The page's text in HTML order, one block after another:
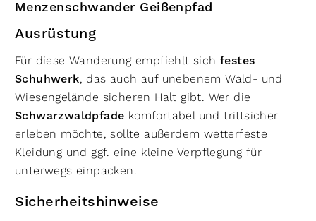
Menzenschwander Geißenpfad
Ausrüstung
Für diese Wanderung empfiehlt sich festes
Schuhwerk, das auch auf unebenem Wald- und
Wiesengelände sicheren Halt gibt. Wer die
Schwarzwaldpfade komfortabel und trittsicher
erleben möchte, sollte außerdem wetterfeste
Kleidung und ggf. eine kleine Verpflegung für
unterwegs einpacken.
Sicherheitshinweise